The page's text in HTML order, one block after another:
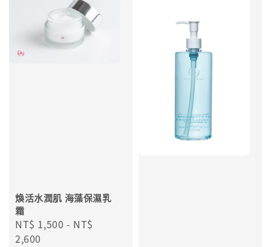
煥活水潤肌 海藻保濕乳
霜
Regular
price
NT$ 1,500 - NT$
2,600